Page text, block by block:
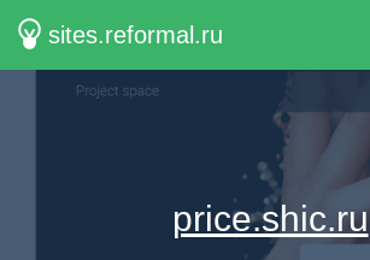
sites.reformal.ru
price.shic.ru